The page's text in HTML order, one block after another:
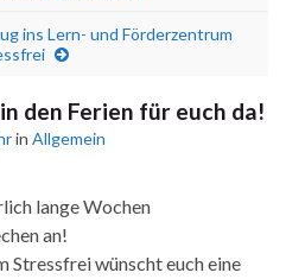
ins Lern- und Förderzentrum
den Ferien für euch da!
in Allgemein
lange Wochen
an!
Stressfrei wünscht euch eine